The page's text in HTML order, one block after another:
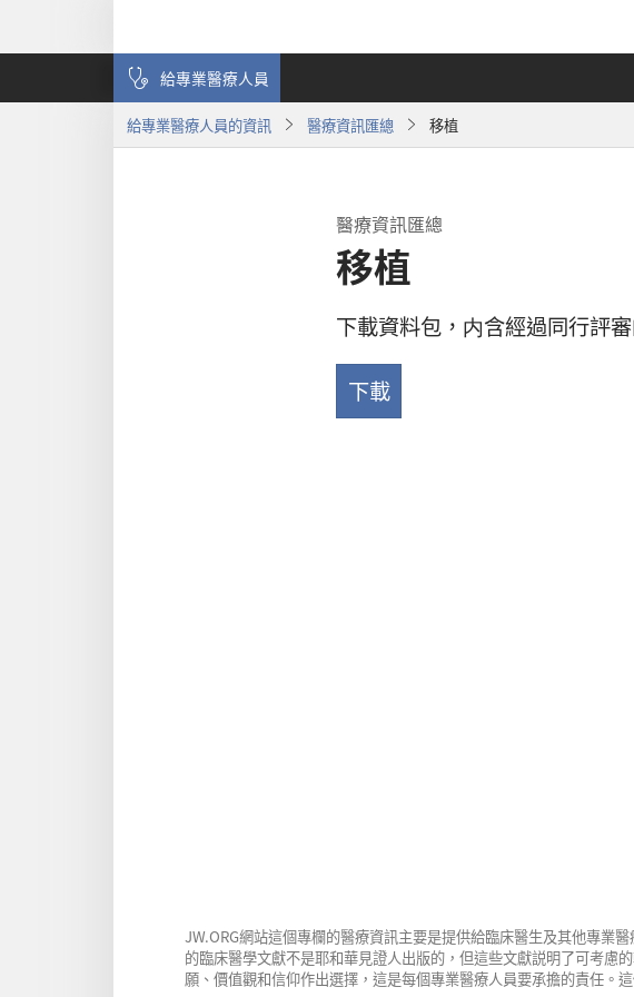
給專業醫療人員
給專業醫療人員的資訊 醫療資訊匯總 移植
醫療資訊匯總
移植
下載資料包，内含經過同行評
下載
JW.ORG網站這個專欄的醫療資訊主要是提供給臨床醫生及其他專業
的臨床醫學文獻不是耶和華見證人出版的，但這些文獻説明了可考慮
願、價值觀和信仰作出選擇，這是每個專業醫療人員要承擔的責任。